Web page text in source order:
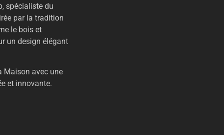
spécialiste du
par la tradition
le bois et
un design élégant
Maison avec une
et innovante.